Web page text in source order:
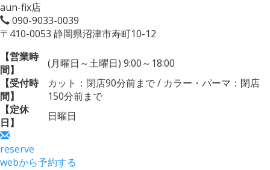
aun-fix店
090-9033-0039
〒410-0053 静岡県沼津市寿町10-12
【営業時
間】
(月曜日～土曜日) 9:00～18:00
【受付時
間】
カット：閉店90分前まで / カラー・パーマ：閉店
150分前まで
【定休
日】
日曜日
reserve
webから予約する